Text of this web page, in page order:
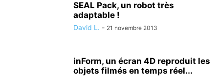
SEAL Pack, un robot très
adaptable !
David L. - 21 novembre 2013
inForm, un écran 4D reproduit les
objets filmés en temps réel...